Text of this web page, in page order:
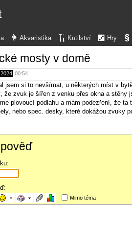
Akvaristika Kutilství Hry
mosty v domě
00:54
jsem si to nevšímat, u některých míst v
že zvuk je šířen z venku přes okna a stěny
plovoucí podlahu a mám podezření, že
nebo spec. desky, které dokážou zvuky
Mimo téma